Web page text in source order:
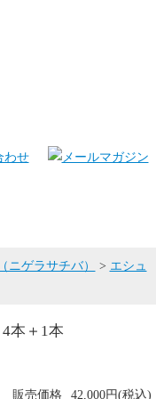
ニゲラサチバ） > エシュ
本＋1本
販売価格 42,000円(税込)